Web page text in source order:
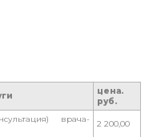
цена.
руб.
врача-
2 200,00